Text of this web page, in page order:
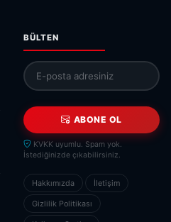
BÜLTEN
ABONE OL
KVKK uyumlu. Spam yok.
İstediğinizde çıkabilirsiniz.
Hakkımızda İletişim
Gizlilik Politikası